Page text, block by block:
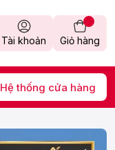
Tài khoản Giỏ hàng
Hệ thống cửa hàng